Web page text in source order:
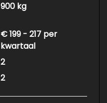
900 kg
€ 199 - 217 per
kwartaal
2
2